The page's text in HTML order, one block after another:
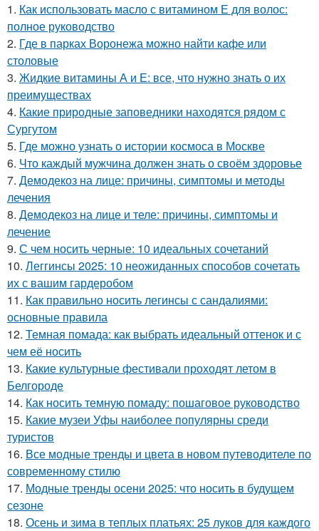
1. Как использовать масло с витамином Е для волос:
полное руководство
2. Где в парках Воронежа можно найти кафе или
столовые
3. Жидкие витамины А и Е: все, что нужно знать о их
преимуществах
4. Какие природные заповедники находятся рядом с
Сургутом
5. Где можно узнать о истории космоса в Москве
6. Что каждый мужчина должен знать о своём здоровье
7. Демодекоз на лице: причины, симптомы и методы
лечения
8. Демодекоз на лице и теле: причины, симптомы и
лечение
9. С чем носить черные: 10 идеальных сочетаний
10. Леггинсы 2025: 10 неожиданных способов сочетать
их с вашим гардеробом
11. Как правильно носить легинсы с сандалиями:
основные правила
12. Темная помада: как выбрать идеальный оттенок и с
чем её носить
13. Какие культурные фестивали проходят летом в
Белгороде
14. Как носить темную помаду: пошаговое руководство
15. Какие музеи Уфы наиболее популярны среди
туристов
16. Все модные тренды и цвета в новом путеводителе по
современному стилю
17. Модные тренды осени 2025: что носить в будущем
сезоне
18. Осень и зима в теплых платьях: 25 луков для каждого